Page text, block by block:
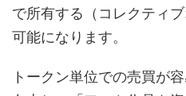
で所有する（コレクティ
可能になります。
トークン単位での売買が